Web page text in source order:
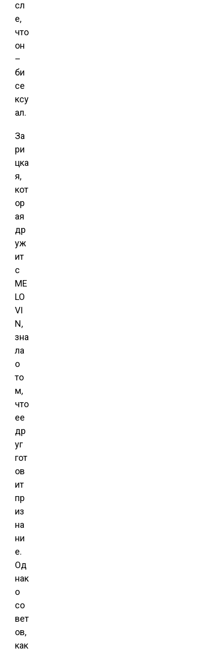
сл
е,
что
он
–
би
се
ксу
ал.
За
ри
цка
я,
кот
ор
ая
др
уж
ит
с
ME
LO
VI
N,
зна
ла
о
то
м,
что
ее
др
уг
гот
ов
ит
пр
из
на
ни
е.
Од
нак
о
со
вет
ов,
как